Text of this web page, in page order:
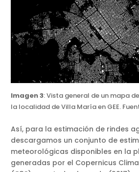
Imagen 3: Vista general de un mapa
la localidad de Villa María en GEE.
Así, para la estimación de rindes
descargamos un conjunto de
meteorológicas disponibles en la
generadas por el Copernicus